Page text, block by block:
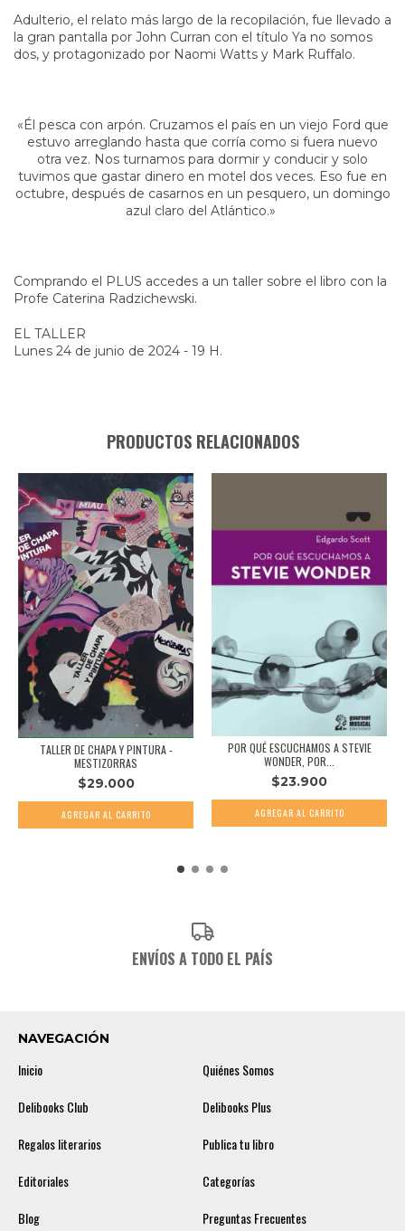
Adulterio, el relato más largo de la recopilación, fue llevado a
la gran pantalla por John Curran con el título Ya no somos
dos, y protagonizado por Naomi Watts y Mark Ruffalo.
«Él pesca con arpón. Cruzamos el país en un viejo Ford que
estuvo arreglando hasta que corría como si fuera nuevo
otra vez. Nos turnamos para dormir y conducir y solo
tuvimos que gastar dinero en motel dos veces. Eso fue en
octubre, después de casarnos en un pesquero, un domingo
azul claro del Atlántico.»
Comprando el PLUS accedes a un taller sobre el libro con la
Profe Caterina Radzichewski.
EL TALLER
Lunes 24 de junio de 2024 - 19 H.
PRODUCTOS RELACIONADOS
TALLER DE CHAPA Y PINTURA -
MESTIZORRAS
$29.000
POR QUÉ ESCUCHAMOS A STEVIE
WONDER, POR...
$23.900
ENVÍOS A TODO EL PAÍS
NAVEGACIÓN
Inicio
Quiénes Somos
Delibooks Club
Delibooks Plus
Regalos literarios
Publica tu libro
Editoriales
Categorías
Blog
Preguntas Frecuentes